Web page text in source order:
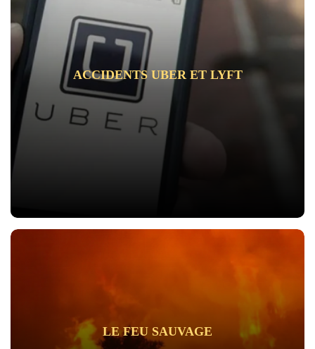
ACCIDENTS UBER ET LYFT
LE FEU SAUVAGE